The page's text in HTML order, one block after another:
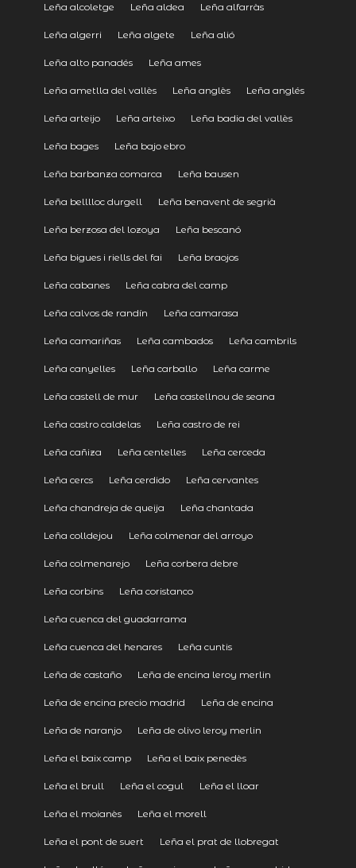
Leña alcoletge Leña aldea Leña alfarràs
Leña algerri Leña algete Leña alió
Leña alto panadés Leña ames
Leña ametlla del vallès Leña anglès Leña anglés
Leña arteijo Leña arteixo Leña badia del vallès
Leña bages Leña bajo ebro
Leña barbanza comarca Leña bausen
Leña belllloc durgell Leña benavent de segrià
Leña berzosa del lozoya Leña bescanó
Leña bigues i riells del fai Leña braojos
Leña cabanes Leña cabra del camp
Leña calvos de randín Leña camarasa
Leña camariñas Leña cambados Leña cambrils
Leña canyelles Leña carballo Leña carme
Leña castell de mur Leña castellnou de seana
Leña castro caldelas Leña castro de rei
Leña cañiza Leña centelles Leña cerceda
Leña cercs Leña cerdido Leña cervantes
Leña chandreja de queija Leña chantada
Leña colldejou Leña colmenar del arroyo
Leña colmenarejo Leña corbera debre
Leña corbins Leña coristanco
Leña cuenca del guadarrama
Leña cuenca del henares Leña cuntis
Leña de castaño Leña de encina leroy merlin
Leña de encina precio madrid Leña de encina
Leña de naranjo Leña de olivo leroy merlin
Leña el baix camp Leña el baix penedès
Leña el brull Leña el cogul Leña el lloar
Leña el moianès Leña el morell
Leña el pont de suert Leña el prat de llobregat